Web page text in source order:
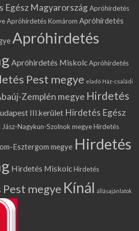
Egész MagyarországApróhirdetés
Apróhirdetés Komárom Apróhirdetés
Apróhirdetés
Apróhirdetés MiskolcApróhirdetés
Pest megye eladó Ház-családi
Zemplén megye Hirdetés
III.kerület Hirdetés Egész
Nagykun-Szolnok megyeHirdetés
Esztergom megye Hirdetés
Hirdetés MiskolcHirdetés
megye Kínál állásajánlatok